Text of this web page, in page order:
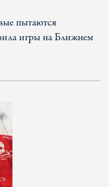
пытаются
игры на Ближнем